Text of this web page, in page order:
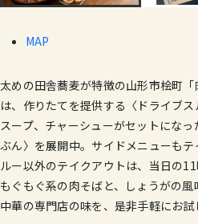
MAP
太めの田舎蕎麦が特徴の山形市桧町
は、作りたてを提供する〈ドライブス
スープ、チャーシューがセットにな
ぶん〉を展開中。サイドメニューも
ルー以外のテイクアウトは、当日の11
もぐもぐ系の肉そばと、しょうがの
中華の専門店の味を、是非手軽にお